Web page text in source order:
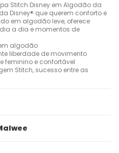
Stitch Disney em Algodão da
Disney® que querem conforto e
em algodão leve, oferece
a dia e momentos de
algodão
liberdade de movimento
feminino e confortável
Stitch, sucesso entre as